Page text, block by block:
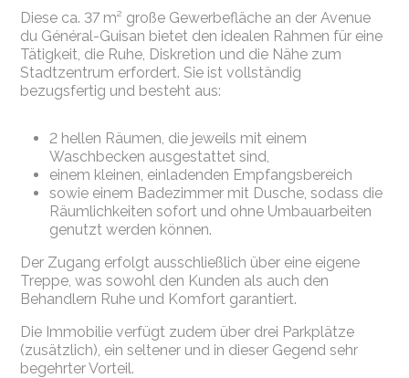
Diese ca. 37 m² große Gewerbefläche an der Avenue
du Général-Guisan bietet den idealen Rahmen für eine
Tätigkeit, die Ruhe, Diskretion und die Nähe zum
Stadtzentrum erfordert. Sie ist vollständig
bezugsfertig und besteht aus:
2 hellen Räumen, die jeweils mit einem
Waschbecken ausgestattet sind,
einem kleinen, einladenden Empfangsbereich
sowie einem Badezimmer mit Dusche, sodass die
Räumlichkeiten sofort und ohne Umbauarbeiten
genutzt werden können.
Der Zugang erfolgt ausschließlich über eine eigene
Treppe, was sowohl den Kunden als auch den
Behandlern Ruhe und Komfort garantiert.
Die Immobilie verfügt zudem über drei Parkplätze
(zusätzlich), ein seltener und in dieser Gegend sehr
begehrter Vorteil.